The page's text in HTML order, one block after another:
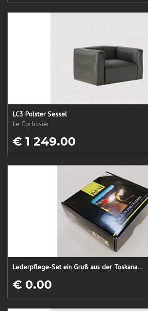
LC3 Polster Sessel
Le Corbusier
€ 1 249.00
Lederpflege-Set ein Gruß aus der Toskana...
€ 0.00